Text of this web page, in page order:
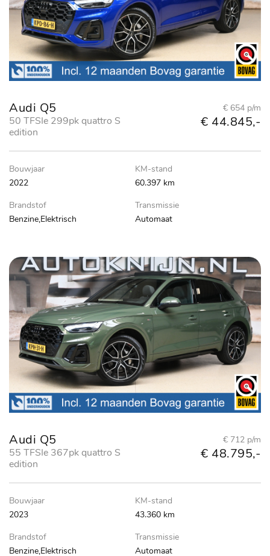
Audi Q5
50 TFSIe 299pk quattro S
edition
€ 654 p/m
€ 44.845,-
Bouwjaar
2022
KM-stand
60.397 km
Brandstof
Benzine,Elektrisch
Transmissie
Automaat
Audi Q5
55 TFSIe 367pk quattro S
edition
€ 712 p/m
€ 48.795,-
Bouwjaar
2023
KM-stand
43.360 km
Brandstof
Benzine,Elektrisch
Transmissie
Automaat